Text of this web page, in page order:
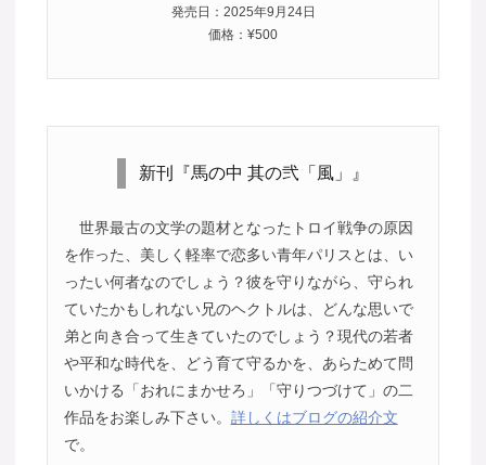
発売日：2025年9月24日
価格：¥500
新刊『馬の中 其の弐「風」』
世界最古の文学の題材となったトロイ戦争の原因
を作った、美しく軽率で恋多い青年パリスとは、い
ったい何者なのでしょう？彼を守りながら、守られ
ていたかもしれない兄のヘクトルは、どんな思いで
弟と向き合って生きていたのでしょう？現代の若者
や平和な時代を、どう育て守るかを、あらためて問
いかける「おれにまかせろ」「守りつづけて」の二
作品をお楽しみ下さい。 詳しくはブログの紹介文
で。